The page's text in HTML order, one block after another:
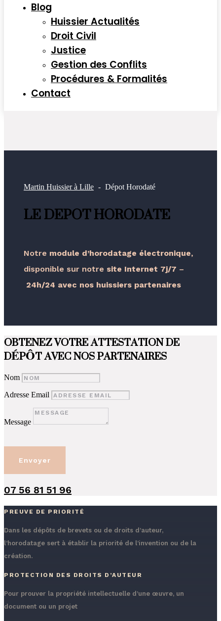
Blog
Huissier Actualités
Droit Civil
Justice
Gestion des Conflits
Procédures & Formalités
Contact
Martin Huissier à Lille Dépot Horodaté
LE DEPOT HORODATE
Notre module d’horodatage électronique,
disponible sur notre site Internet 7j/7 –
24h/24 avec nos huissiers partenaires
OBTENEZ VOTRE ATTESTATION DE
DÉPÔT AVEC NOS PARTENAIRES
Nom
Adresse Email
Message
Envoyer
07 56 81 51 96
PREUVE DE PRIORITÉ
Dans les dépôts de brevets ou de droits d’auteur,
l’horodatage sert à établir la priorité de l’invention ou de la
création.
PROTECTION DES DROITS D’AUTEUR
Pour prouver la propriété intellectuelle d’une œuvre, un
document ou un projet